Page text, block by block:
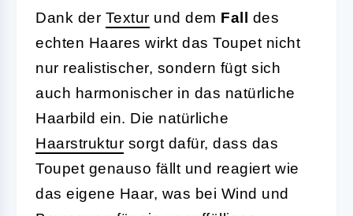
Dank der Textur und dem Fall
des
echten Haares wirkt das Toupet nicht
nur realistischer, sondern fügt sich
auch harmonischer in das natürliche
Haarbild ein. Die natürliche
Haarstruktur sorgt dafür, dass das
Toupet genauso fällt und reagiert wie
das eigene Haar, was bei Wind und